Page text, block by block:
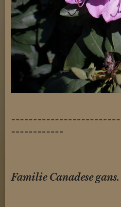
------------
Familie Canadese gans.